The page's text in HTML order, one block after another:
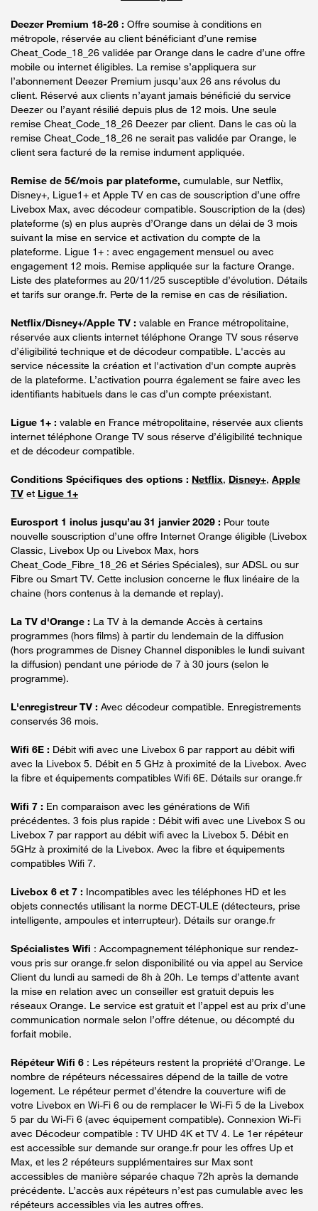
Deezer Premium 18-26 : Offre soumise à conditions en
métropole, réservée au client bénéficiant d’une remise
Cheat_Code_18_26 validée par Orange dans le cadre d’une offre
mobile ou internet éligibles. La remise s’appliquera sur
l’abonnement Deezer Premium jusqu’aux 26 ans révolus du
client. Réservé aux clients n’ayant jamais bénéficié du service
Deezer ou l’ayant résilié depuis plus de 12 mois. Une seule
remise Cheat_Code_18_26 Deezer par client. Dans le cas où la
remise Cheat_Code_18_26 ne serait pas validée par Orange, le
client sera facturé de la remise indument appliquée.
Remise de 5€/mois par plateforme, cumulable, sur Netflix,
Disney+, Ligue1+ et Apple TV en cas de souscription d’une offre
Livebox Max, avec décodeur compatible. Souscription de la (des)
plateforme (s) en plus auprès d’Orange dans un délai de 3 mois
suivant la mise en service et activation du compte de la
plateforme. Ligue 1+ : avec engagement mensuel ou avec
engagement 12 mois. Remise appliquée sur la facture Orange.
Liste des plateformes au 20/11/25 susceptible d’évolution. Détails
et tarifs sur orange.fr. Perte de la remise en cas de résiliation.
Netflix/Disney+/Apple TV : valable en France métropolitaine,
réservée aux clients internet téléphone Orange TV sous réserve
d’éligibilité technique et de décodeur compatible. L'accès au
service nécessite la création et l'activation d'un compte auprès
de la plateforme. L’activation pourra également se faire avec les
identifiants habituels dans le cas d’un compte préexistant.
Ligue 1+ : valable en France métropolitaine, réservée aux clients
internet téléphone Orange TV sous réserve d’éligibilité technique
et de décodeur compatible.
Conditions Spécifiques des options : Netflix, Disney+, Apple
TV et Ligue 1+
Eurosport 1 inclus jusqu’au 31 janvier 2029 : Pour toute
nouvelle souscription d’une offre Internet Orange éligible (Livebox
Classic, Livebox Up ou Livebox Max, hors
Cheat_Code_Fibre_18_26 et Séries Spéciales), sur ADSL ou sur
Fibre ou Smart TV. Cette inclusion concerne le flux linéaire de la
chaine (hors contenus à la demande et replay).
La TV d'Orange : La TV à la demande Accès à certains
programmes (hors films) à partir du lendemain de la diffusion
(hors programmes de Disney Channel disponibles le lundi suivant
la diffusion) pendant une période de 7 à 30 jours (selon le
programme).
L'enregistreur TV : Avec décodeur compatible. Enregistrements
conservés 36 mois.
Wifi 6E : Débit wifi avec une Livebox 6 par rapport au débit wifi
avec la Livebox 5. Débit en 5 GHz à proximité de la Livebox. Avec
la fibre et équipements compatibles Wifi 6E. Détails sur orange.fr
Wifi 7 : En comparaison avec les générations de Wifi
précédentes. 3 fois plus rapide : Débit wifi avec une Livebox S ou
Livebox 7 par rapport au débit wifi avec la Livebox 5. Débit en
5GHz à proximité de la Livebox. Avec la fibre et équipements
compatibles Wifi 7.
Livebox 6 et 7 : Incompatibles avec les téléphones HD et les
objets connectés utilisant la norme DECT-ULE (détecteurs, prise
intelligente, ampoules et interrupteur). Détails sur orange.fr
Spécialistes Wifi : Accompagnement téléphonique sur rendez-
vous pris sur orange.fr selon disponibilité ou via appel au Service
Client du lundi au samedi de 8h à 20h. Le temps d’attente avant
la mise en relation avec un conseiller est gratuit depuis les
réseaux Orange. Le service est gratuit et l’appel est au prix d’une
communication normale selon l’offre détenue, ou décompté du
forfait mobile.
Répéteur Wifi 6 : Les répéteurs restent la propriété d’Orange. Le
nombre de répéteurs nécessaires dépend de la taille de votre
logement. Le répéteur permet d’étendre la couverture wifi de
votre Livebox en Wi-Fi 6 ou de remplacer le Wi-Fi 5 de la Livebox
5 par du Wi-Fi 6 (avec équipement compatible). Connexion Wi-Fi
avec Décodeur compatible : TV UHD 4K et TV 4. Le 1er répéteur
est accessible sur demande sur orange.fr pour les offres Up et
Max, et les 2 répéteurs supplémentaires sur Max sont
accessibles de manière séparée chaque 72h après la demande
précédente. L’accès aux répéteurs n’est pas cumulable avec les
répéteurs accessibles via les autres offres.